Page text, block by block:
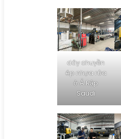
dây chuyền
ép nhựa rửa
ở Ả Rập
Saudi